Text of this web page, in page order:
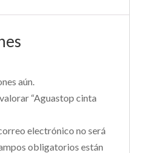
aún.
“Aguastop cinta
electrónico no será
obligatorios están